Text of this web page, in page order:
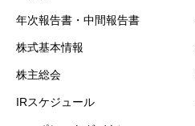
年次報告書・中間報告書
株式基本情報
株主総会
IRスケジュール